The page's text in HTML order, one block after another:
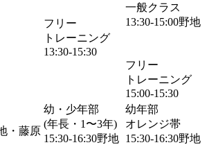
フリー
トレーニング
13:30-15:30
一般クラス
13:30-15:00野地
フリー
トレーニング
15:00-15:30
・藤原
幼・少年部
(年長・1〜3年)
15:30-16:30野地
幼年部
オレンジ帯
15:30-16:30野地